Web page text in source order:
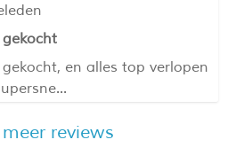
en alles top verlopen
meer reviews